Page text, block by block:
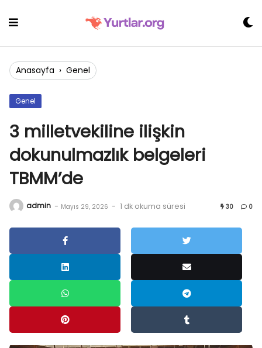
Anasayfa › Genel
Genel
3 milletvekiline ilişkin
dokunulmazlık belgeleri
TBMM’de
admin - Mayıs 29, 2026 - 1 dk okuma süresi 30 0